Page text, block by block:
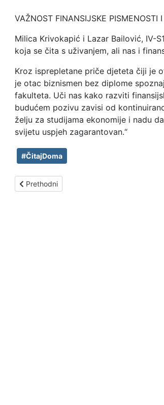
VAŽNOST FINANSIJSKE PISMENOSTI
Milica Krivokapić i Lazar Bailović, IV-
koja se čita s uživanjem, ali nas i
Kroz isprepletane priče djeteta čiji je
je otac biznismen bez diplome
fakulteta. Uči nas kako razviti
budućem pozivu zavisi od
želju za studijama ekonomije i nadu
svijetu uspjeh zagarantovan.“
#ČitajDoma
Prethodni članak: Gospodar prstenova –
Prethodni